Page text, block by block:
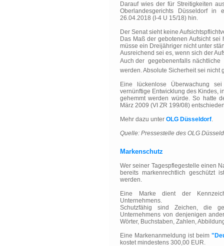
Darauf wies der für Streitigkeiten
Oberlandesgerichts Düsseldorf in
26.04.2018 (I-4 U 15/18) hin.
Der Senat sieht keine
Das Maß der gebotenen Aufsicht
müsse ein Dreijähriger nicht unter
Ausreichend sei es, wenn sich der
Auch der  gegebenenfalls nächtliche
werden. Absolute Sicherheit sei nicht
Eine lückenlose Überwachung
vernünftige Entwicklung des Kindes,
gehemmt werden würde. So hatte
März 2009 (VI ZR 199/08)
Mehr dazu unter OLG Düsseldorf.
Quelle: Pressestelle des OLG
Markenschutz
Wer seiner Tagespflegestelle einen
bereits markenrechtlich geschützt
werden.
Eine Marke dient der
Unternehmens.
Schutzfähig sind Zeichen, die
Unternehmens von denjenigen
Wörter, Buchstaben, Zahlen,
Eine Markenanmeldung ist beim
kostet mindestens 300,00 EUR.